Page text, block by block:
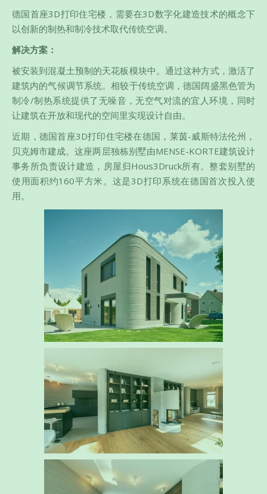
德国首座3D打印住宅楼，需要在3D数字化建造技术的概念下
以创新的制热和制冷技术取代传统空调。
解决方案：
被安装到混凝土预制的天花板模块中。通过这种方式，激活了
建筑内的气候调节系统。相较于传统空调，德国阔盛黑色管为
制冷/制热系统提供了无噪音，无空气对流的宜人环境，同时
让建筑在开放和现代的空间里实现设计自由。
近期，德国首座3D打印住宅楼在德国，莱茵-威斯特法伦州，
贝克姆市建成。这座两层独栋别墅由MENSE-KORTE建筑设计
事务所负责设计建造，房屋归Hous3Druck所有。整套别墅的
使用面积约160平方米。这是3D打印系统在德国首次投入使
用。